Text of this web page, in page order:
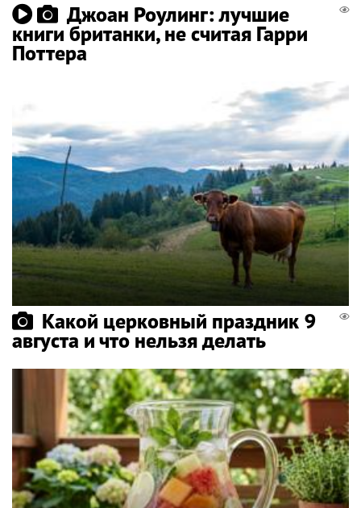
Джоан Роулинг: лучшие
книги британки, не считая Гарри
Поттера
Какой церковный праздник 9
августа и что нельзя делать